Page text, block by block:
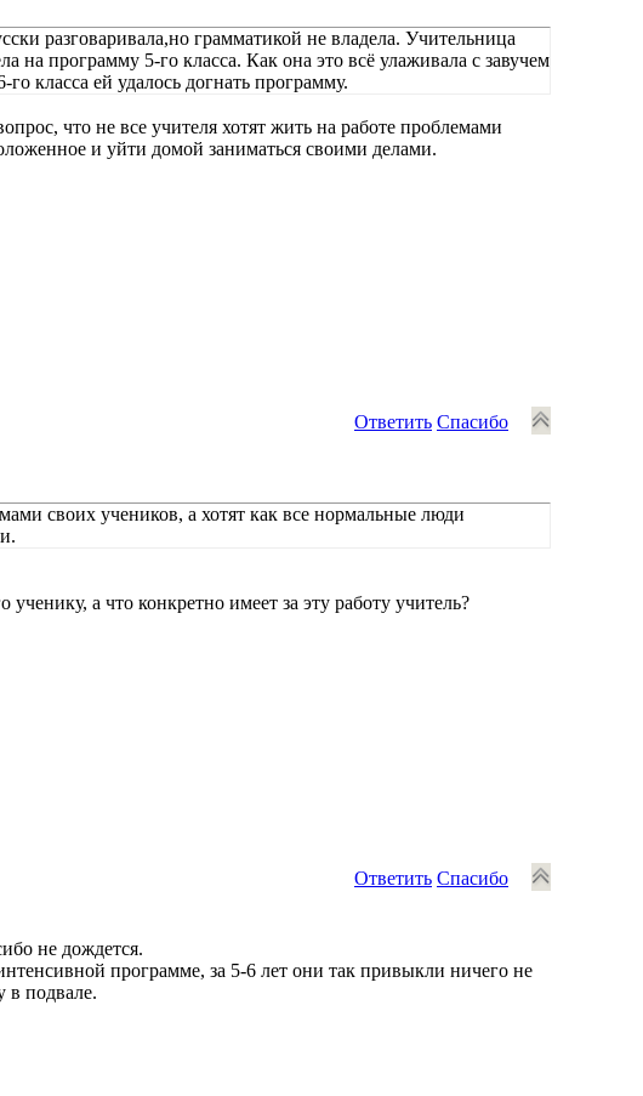
разговаривала,но грамматикой не владела. Учительница
на программу 5-го класса. Как она это всё улаживала с завучем
класса ей удалось догнать программу.
что не все учителя хотят жить на работе проблемами
и уйти домой заниматься своими делами.
Ответить Спасибо
своих учеников, а хотят как все нормальные люди
а что конкретно имеет за эту работу учитель?
Ответить Спасибо
не дождется.
программе, за 5-6 лет они так привыкли ничего не
в подвале.